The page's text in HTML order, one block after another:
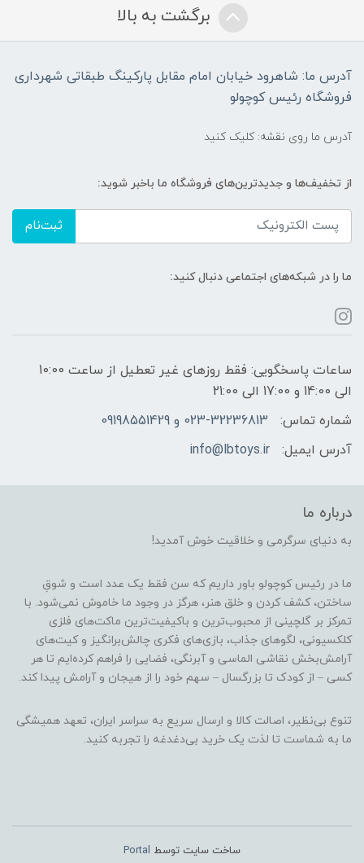
برگشت به بالا
آدرس ما: شاهرود خیابان امام مقابل پارکینگ طبقاتی شهرداری
فروشگاه رئیس کوچولو
آدرس ما روی نقشه: کلیک کنید
از تخفیف‌ها و جدیدترین‌های فروشگاه ما باخبر شوید:
ثبت‌نام
ما را در شبکه‌های اجتماعی دنبال کنید:
ساعات پاسخگویی: فقط روزهای غیر تعطیل از ساعت 10:00
الی 14:00 و 17:00 الی 21:00
شماره تماس:
023-32236813 و 09198551429
آدرس ایمیل:
info@lbtoys.ir
درباره ما
به دنیای سرگرمی و خلاقیت خوش آمدید!
ما در رئیس کوچولو باور داریم که سن فقط یک عدد است و شوقِ
ساختن، کشف کردن و خلق هنر، هرگز در وجود ما خاموش نمی‌شود. با
تمرکز بر گلچینی از محبوب‌ترین و باکیفیت‌ترین ماکت‌های فلزی
کلکسیونی، لگوهای جذاب، بازی‌های فکری چالش‌برانگیز و کیت‌های
آرامش‌بخش نقاشی الماسی و آبرنگی، فضایی را فراهم کرده‌ایم تا هر
کسی – از کودک تا بزرگسال – سهم خود را از هیجان و آرامش پیدا کند.
تنوع بی‌نظیر، اصالت کالا و ارسال سریع به سراسر ایران، تعهد همیشگی
ما به شماست تا لذت یک خرید بی‌دغدغه را تجربه کنید.
ساخت سایت توسط Portal